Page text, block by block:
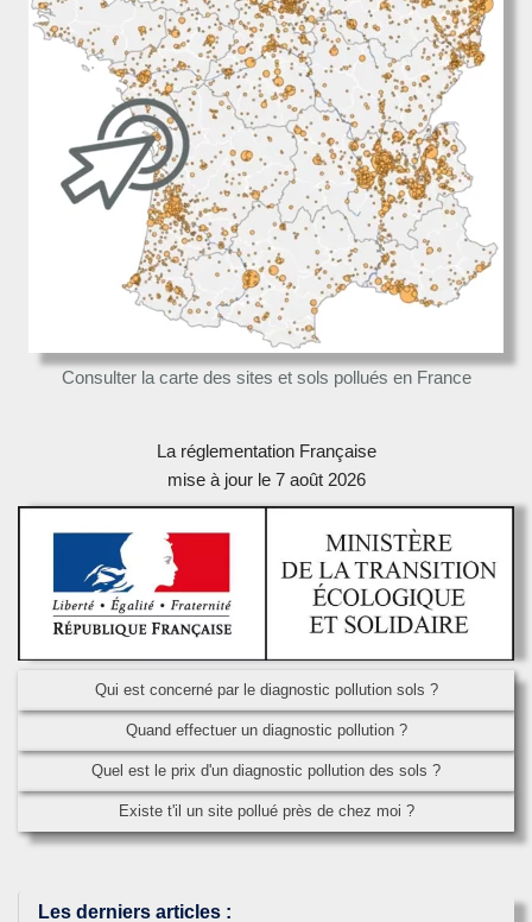
Consulter la carte des sites et sols pollués en France
La réglementation Française
mise à jour le 7 août 2026
Qui est concerné par le diagnostic pollution sols ?
Quand effectuer un diagnostic pollution ?
Quel est le prix d'un diagnostic pollution des sols ?
Existe t'il un site pollué près de chez moi ?
Les derniers articles :